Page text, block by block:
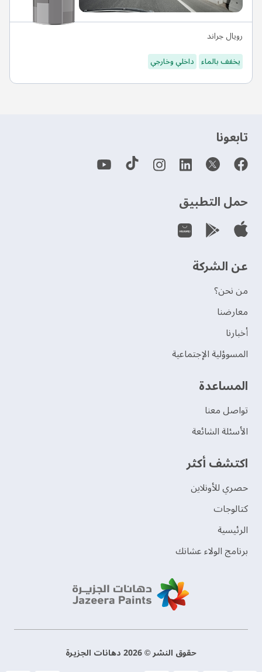
رويال جراند
يخفف بالماء داخلي وخارجي
‫تابعونا‬
حمل التطبيق
عن الشركة
من نحن؟
‫معارضنا‬
‫أخبارنا‬
المسوؤلية الإجتماعية
‫المساعدة‬
تواصل معنا
الأسئلة الشائعة
اكتشف أكثر
حصري للأونلاين
‫كتالوجات‬
الرئيسية
برنامج الولاء عشانك
حقوق النشر © 2026 دهانات الجزيرة